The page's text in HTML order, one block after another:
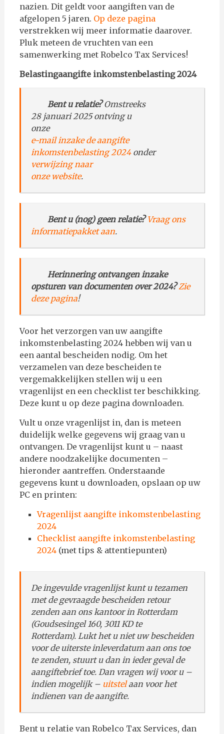
nazien. Dit geldt voor aangiften van de
afgelopen 5 jaren. Op deze pagina
verstrekken wij meer informatie daarover.
Pluk meteen de vruchten van een
samenwerking met Robelco Tax Services!
Belastingaangifte inkomstenbelasting 2024
Bent u relatie?Omstreeks
28 januari 2025 ontving u
onze
e-mail inzake de aangifte
inkomstenbelasting 2024onder
verwijzing naar
onze website.
Bent u (nog) geen relatie? Vraag ons
informatiepakket aan.
Herinnering ontvangen inzake
opsturen van documenten over 2024?Zie
deze pagina!
Voor het verzorgen van uw aangifte
inkomstenbelasting 2024 hebben wij van u
een aantal bescheiden nodig. Om het
verzamelen van deze bescheiden te
vergemakkelijken stellen wij u een
vragenlijst en een checklist ter beschikking.
Deze kunt u op deze pagina downloaden.
Vult u onze vragenlijst in, dan is meteen
duidelijk welke gegevens wij graag van u
ontvangen. De vragenlijst kunt u – naast
andere noodzakelijke documenten –
hieronder aantreffen. Onderstaande
gegevens kunt u downloaden, opslaan op uw
PC en printen:
Vragenlijst aangifte inkomstenbelasting
2024
Checklist aangifte inkomstenbelasting
2024(met tips & attentiepunten)
De ingevulde vragenlijst kunt u tezamen
met de gevraagde bescheiden retour
zenden aan ons kantoor in Rotterdam
(Goudsesingel 160, 3011 KD te
Rotterdam). Lukt het u niet uw bescheiden
voor de uiterste inleverdatum aan ons toe
te zenden, stuurt u dan in ieder gevalde
aangiftebrief toe. Dan vragen wij voor u –
indien mogelijk – uitstelaan voor het
indienen van de aangifte.
Bent u relatie van Robelco Tax Services, dan